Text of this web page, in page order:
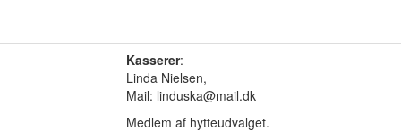
Kasserer:
Linda Nielsen,
Mail: linduska@mail.dk
Medlem af hytteudvalget.